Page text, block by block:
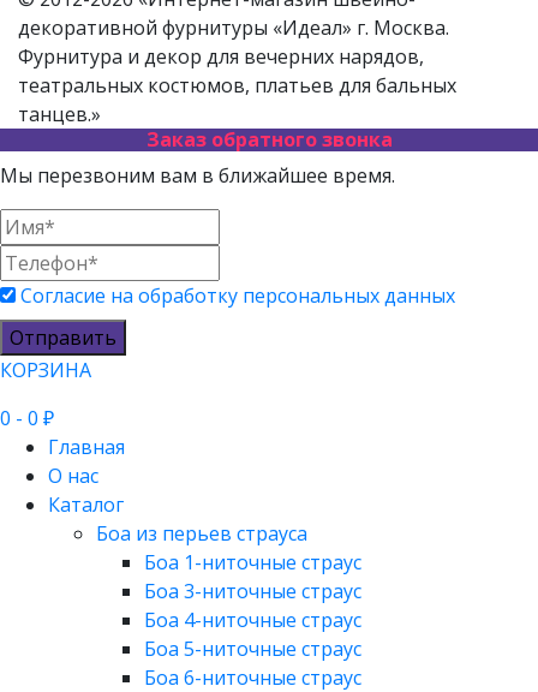
декоративной фурнитуры «Идеал» г. Москва.
Фурнитура и декор для вечерних нарядов,
театральных костюмов, платьев для бальных
танцев.»
Заказ обратного звонка
Мы перезвоним вам в ближайшее время.
Согласие на обработку персональных данных
Отправить
КОРЗИНА
0 - 0 ₽
Главная
О нас
Каталог
Боа из перьев страуса
Боа 1-ниточные страус
Боа 3-ниточные страус
Боа 4-ниточные страус
Боа 5-ниточные страус
Боа 6-ниточные страус